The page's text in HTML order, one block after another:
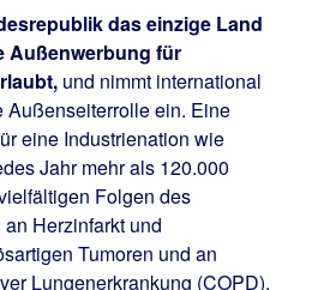
das einzige Land
Außenwerbung für
und nimmt international
Außenseiterrolle ein. Eine
eine Industrienation wie
Jahr mehr als 120.000
Folgen des
Herzinfarkt und
Tumoren und an
Lungenerkrankung (COPD).